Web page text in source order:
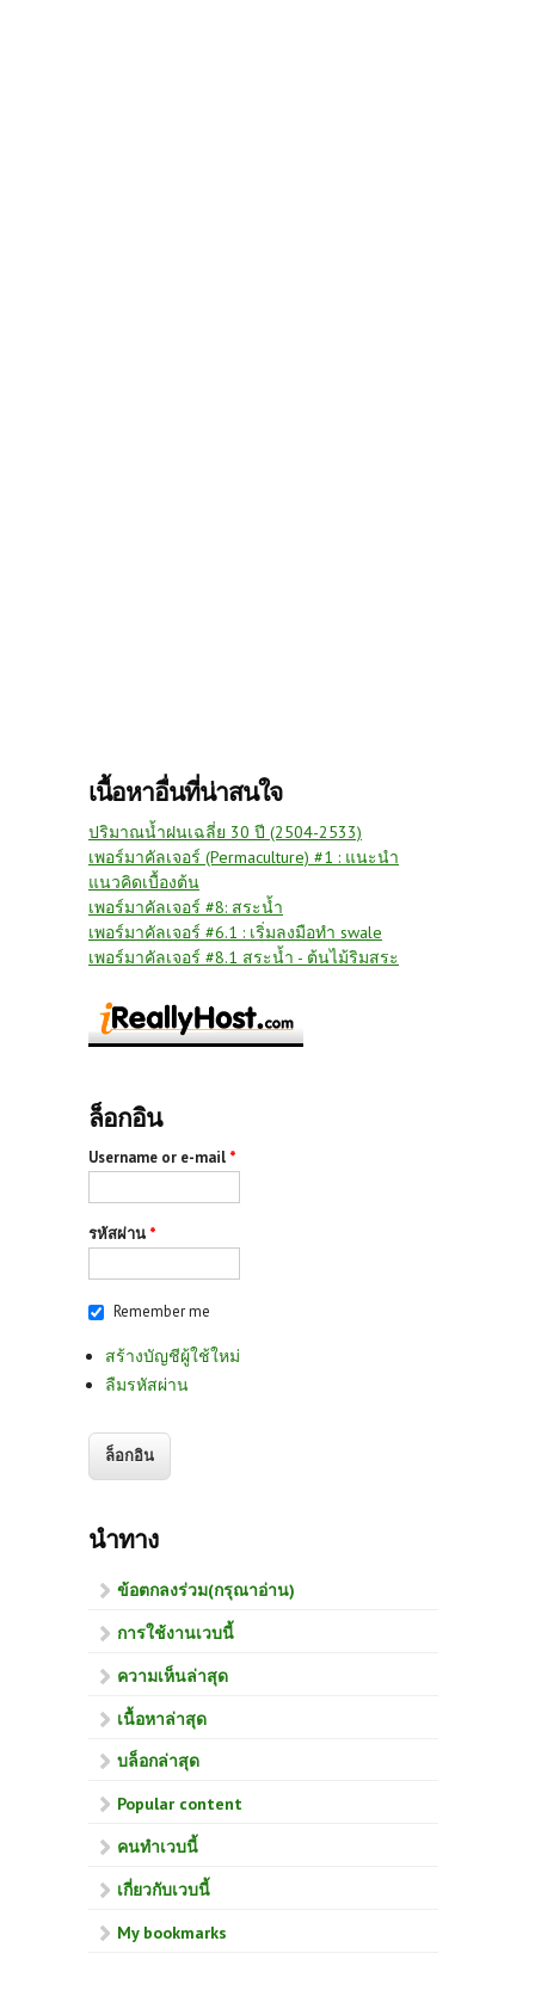
เนื้อหาอื่นที่น่าสนใจ
ปริมาณน้ำฝนเฉลี่ย 30 ปี (2504-2533)
เพอร์มาคัลเจอร์ (Permaculture) #1 : แนะนำ
แนวคิดเบื้องต้น
เพอร์มาคัลเจอร์ #8: สระน้ำ
เพอร์มาคัลเจอร์ #6.1 : เริ่มลงมือทำ swale
เพอร์มาคัลเจอร์ #8.1 สระน้ำ - ต้นไม้ริมสระ
ล็อกอิน
Username or e-mail *
รหัสผ่าน *
Remember me
สร้างบัญชีผู้ใช้ใหม่
ลืมรหัสผ่าน
นำทาง
ข้อตกลงร่วม(กรุณาอ่าน)
การใช้งานเวบนี้
ความเห็นล่าสุด
เนื้อหาล่าสุด
บล็อกล่าสุด
Popular content
คนทำเวบนี้
เกี่ยวกับเวบนี้
My bookmarks